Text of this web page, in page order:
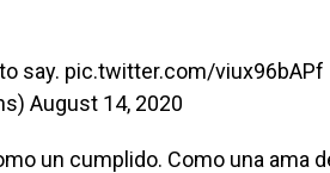
say. pic.twitter.com/viux96bAPf
August 14, 2020
un cumplido. Como una ama